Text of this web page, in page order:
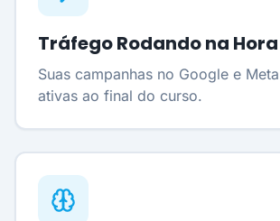
Tráfego Rodando na Hora
Suas campanhas no Google e
ativas ao final do curso.